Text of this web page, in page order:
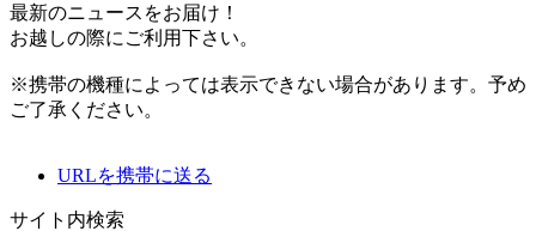
最新のニュースをお届け！
お越しの際にご利用下さい。
※携帯の機種によっては表示できない場合があります。予め
ご了承ください。
URLを携帯に送る
サイト内検索